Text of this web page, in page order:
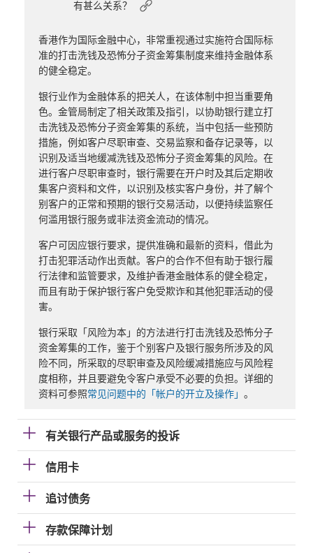
有甚么关系？
香港作为国际金融中心，非常重视通过实施符合国际标
准的打击洗钱及恐怖分子资金筹集制度来维持金融体系
的健全稳定。
银行业作为金融体系的把关人，在该体制中担当重要角
色。金管局制定了相关政策及指引，以协助银行建立打
击洗钱及恐怖分子资金筹集的系统，当中包括一些预防
措施，例如客户尽职审查、交易监察和备存记录等，以
识别及适当地缓减洗钱及恐怖分子资金筹集的风险。在
进行客户尽职审查时，银行需要在开户时及其后定期收
集客户资料和文件，以识别及核实客户身份，并了解个
别客户的正常和预期的银行交易活动，以便持续监察任
何滥用银行服务或非法资金流动的情况。
客户可因应银行要求，提供准确和最新的资料，借此为
打击犯罪活动作出贡献。客户的合作不但有助于银行履
行法律和监管要求，及维护香港金融体系的健全稳定，
而且有助于保护银行客户免受欺诈和其他犯罪活动的侵
害。
银行采取「风险为本」的方法进行打击洗钱及恐怖分子
资金筹集的工作，鉴于个别客户及银行服务所涉及的风
险不同，所采取的尽职审查及风险缓减措施应与风险程
度相称，并且要避免令客户承受不必要的负担。详细的
资料可参照常见问题中的「帐户的开立及操作」 。
有关银行产品或服务的投诉
信用卡
追讨债务
存款保障计划